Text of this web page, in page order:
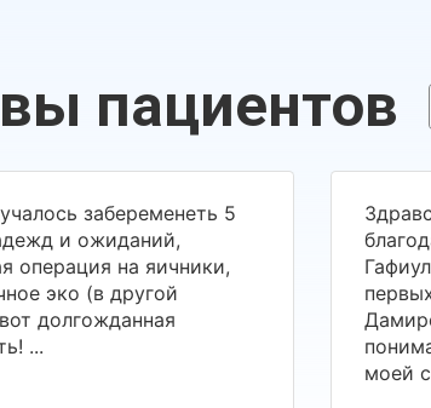
пациентов
забеременеть 5
и ожиданий,
операция на яичники,
эко (в другой
долгожданная
...
моей